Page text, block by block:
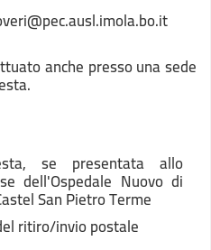
anche presso una sede
se presentata allo
dell'Ospedale Nuovo di
San Pietro Terme
ritiro/invio postale